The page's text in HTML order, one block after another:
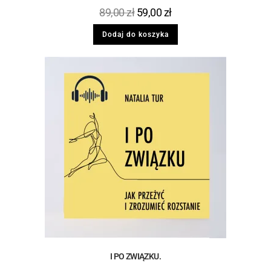
89,00zł 59,00zł
Dodaj do koszyka
I PO ZWIĄZKU.